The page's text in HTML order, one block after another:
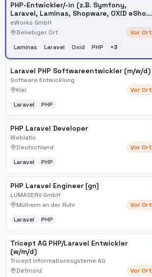
PHP-Entwickler/-in (z.B. Symfony,
Laravel, Laminas, Shopware, OXID eShop,
TYPO3)
eWorks GmbH
Beliebiger Ort
Vor Ort
Laminas Laravel Oxid PHP +3
Laravel PHP Softwareentwickler (m/w/d)
Software Entwicklung
Kiel
Vor Ort
Laravel PHP
PHP Laravel Developer
Weblatic
Deutschland
Vor Ort
Laravel PHP
PHP Laravel Engineer [gn]
LUMASERV GmbH
Mülheim an der Ruhr
Vor Ort
Laravel PHP
Tricept AG PHP/Laravel Entwickler
(w/m/d)
Tricept Informationssysteme AG
Detmold
Vor Ort